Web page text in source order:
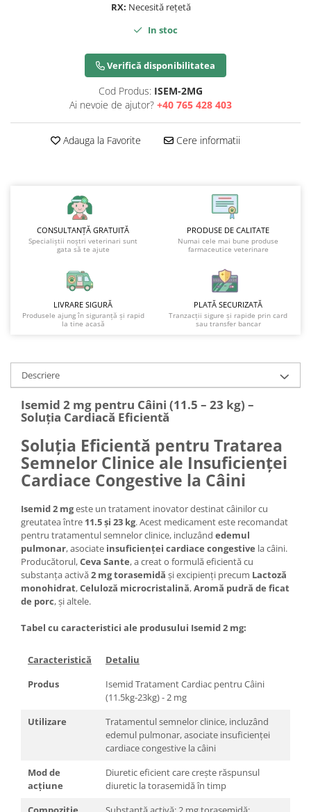
RX: Necesită rețetă
In stoc
Verifică disponibilitatea
Cod Produs: ISEM-2MG
Ai nevoie de ajutor? +40 765 428 403
Adauga la Favorite Cere informatii
CONSULTANȚĂ GRATUITĂ
Specialiștii noștri veterinari sunt
gata să te ajute
PRODUSE DE CALITATE
Numai cele mai bune produse
farmaceutice veterinare
LIVRARE SIGURĂ
Produsele ajung în siguranță și rapid
la tine acasă
PLATĂ SECURIZATĂ
Tranzacții sigure și rapide prin card
sau transfer bancar
Descriere
Isemid 2 mg pentru Câini (11.5 – 23 kg) –
Soluția Cardiacă Eficientă
Soluția Eficientă pentru Tratarea
Semnelor Clinice ale Insuficienței
Cardiace Congestive la Câini
Isemid 2 mgeste un tratament inovator destinat câinilor cu
greutatea între 11.5 și 23 kg. Acest medicament este recomandat
pentru tratamentul semnelor clinice, incluzând edemul
pulmonar, asociate insuficienței cardiace congestive la câini.
Producătorul,Ceva Sante, a creat o formulă eficientă cu
substanța activă2 mg torasemidă și excipienți precum Lactoză
monohidrat,Celuloză microcristalină,Aromă pudră de ficat
de porc, și altele.
Tabel cu caracteristici ale produsului Isemid 2 mg:
Caracteristică
Detaliu
Produs
Isemid Tratament Cardiac pentru Câini
(11.5kg-23kg) - 2 mg
Utilizare
Tratamentul semnelor clinice, incluzând
edemul pulmonar, asociate insuficienței
cardiace congestive la câini
Mod de
acțiune
Diuretic eficient care crește răspunsul
diuretic la torasemidă în timp